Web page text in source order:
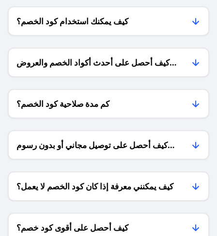
كيف يمكنك استخدام كود الخصم؟
كيف أحصل على أحدث أكواد الخصم والعروض
للمتاجر؟
كم مدة صلاحية كود الخصم؟
كيف أحصل على توصيل مجاني أو بدون رسوم
الشحن ؟
كيف يمكنني معرفة إذا كان كود الخصم لا يعمل؟
كيف أحصل على أقوى كود خصم؟